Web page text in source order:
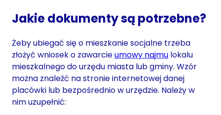
Jakie dokumenty są potrzebne?
Żeby ubiegać się o mieszkanie socjalne trzeba
złożyć wniosek o zawarcieumowy najmu lokalu
mieszkalnego do urzędu miasta lub gminy. Wzór
można znaleźć na stronie internetowej danej
placówki lub bezpośrednio w urzędzie. Należy w
nim uzupełnić: